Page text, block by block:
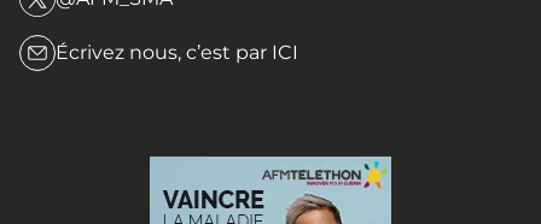
Écrivez nous, c’est par ICI